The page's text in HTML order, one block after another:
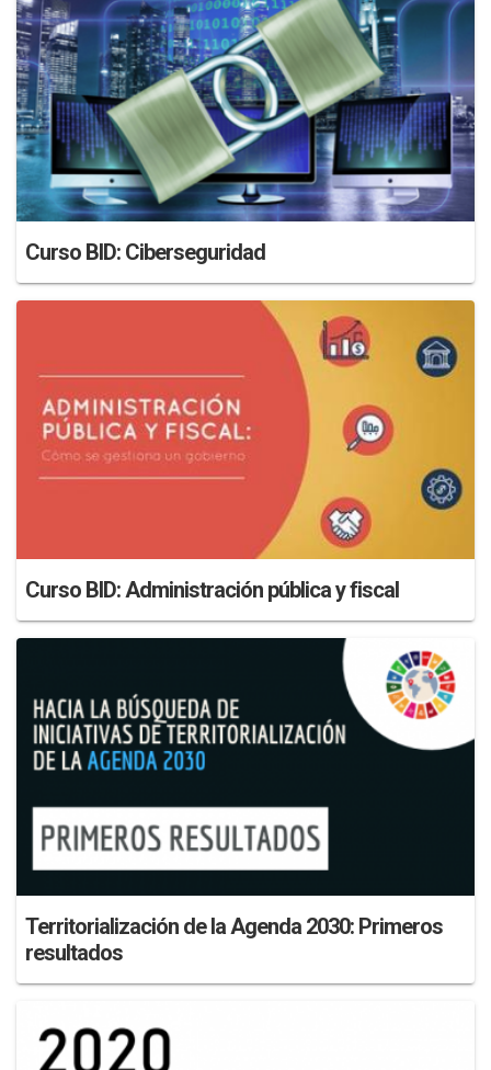
Curso BID: Ciberseguridad
Curso BID: Administración pública y fiscal
Territorialización de la Agenda 2030: Primeros
resultados